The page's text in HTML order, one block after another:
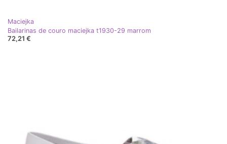
Maciejka
Bailarinas de couro maciejka t1930-29 marrom
72,21 €